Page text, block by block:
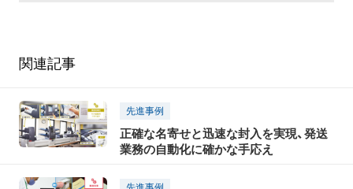
関連記事
先進事例
正確な名寄せと迅速な封入を実現、発送
業務の自動化に確かな手応え